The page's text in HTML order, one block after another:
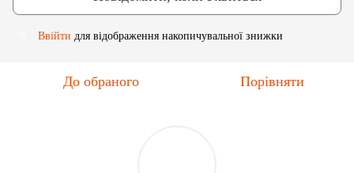
Ввійти для відображення накопичувальної знижки
До обраного Порівняти